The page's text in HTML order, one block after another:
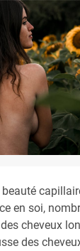
en soi,
cheveux
des